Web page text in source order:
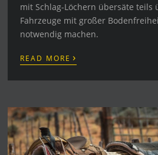
mit Schlag-Löchern übersäte teils
Fahrzeuge mit großer
notwendig machen.
READ MORE ›